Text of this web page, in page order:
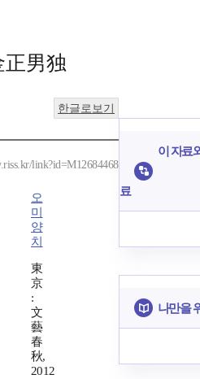
正男独
한글로보기
link?id=M12684468
오
미
양
치
東
京
:
文
藝
春
秋,
2012
이 자료
료
나만을